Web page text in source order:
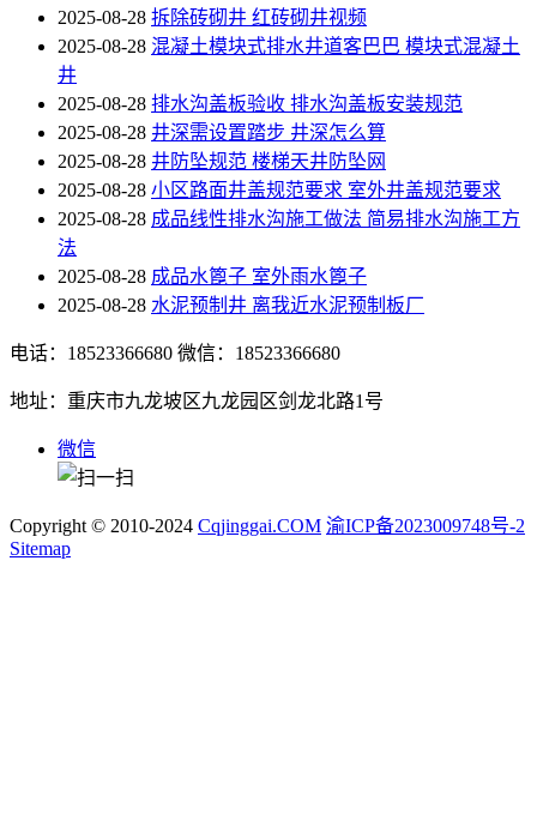
2025-08-28 拆除砖砌井 红砖砌井视频
2025-08-28 混凝土模块式排水井道客巴巴 模块式混凝土
井
2025-08-28 排水沟盖板验收 排水沟盖板安装规范
2025-08-28 井深需设置踏步 井深怎么算
2025-08-28 井防坠规范 楼梯天井防坠网
2025-08-28 小区路面井盖规范要求 室外井盖规范要求
2025-08-28 成品线性排水沟施工做法 简易排水沟施工方
法
2025-08-28 成品水篦子 室外雨水篦子
2025-08-28 水泥预制井 离我近水泥预制板厂
电话：18523366680 微信：18523366680
地址：重庆市九龙坡区九龙园区剑龙北路1号
微信
Copyright © 2010-2024 Cqjinggai.COM 渝ICP备2023009748号-2
Sitemap